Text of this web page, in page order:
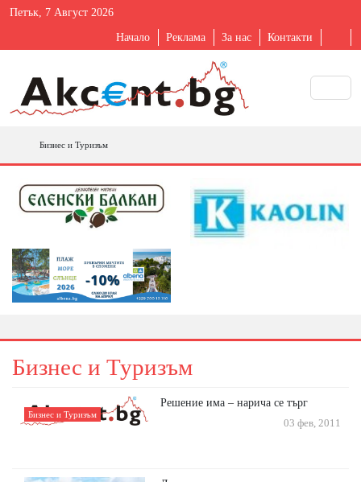
Петък, 7 Август 2026
Начало Реклама За нас Контакти
Бизнес и Туризъм
Бизнес и Туризъм
Бизнес и Туризъм
Решение има – нарича се търг
03 фев, 2011